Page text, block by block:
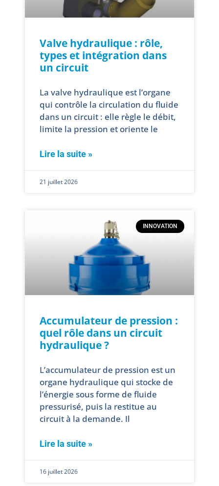
Valve hydraulique : rôle,
types et intégration dans
un circuit
La valve hydraulique est l’organe
qui contrôle la circulation du fluide
dans un circuit : elle règle le débit,
limite la pression et oriente le
Lire la suite »
21 juillet 2026
INNOVATION
Accumulateur de pression :
quel rôle dans un circuit
hydraulique ?
L’accumulateur de pression est un
organe hydraulique qui stocke de
l’énergie sous forme de fluide
pressurisé, puis la restitue au
circuit à la demande. Il
Lire la suite »
16 juillet 2026